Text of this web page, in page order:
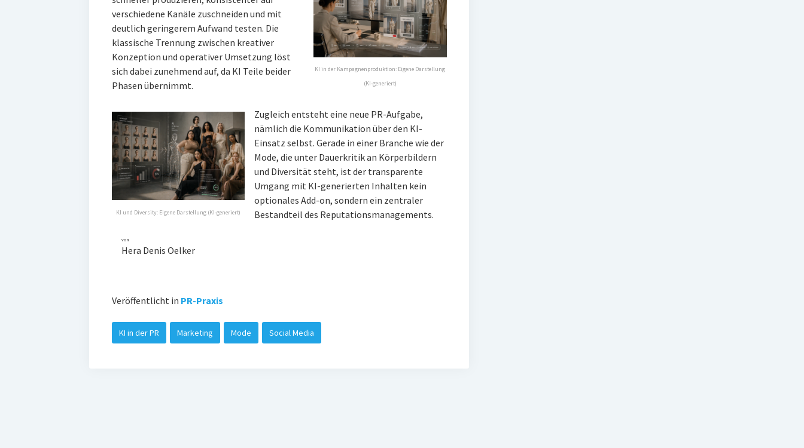
KI in der Kampagnenproduktion: Eigene Darstellung
(KI-generiert)
verschiedene Kanäle zuschneiden und mit
deutlich geringerem Aufwand testen. Die
klassische Trennung zwischen kreativer
Konzeption und operativer Umsetzung löst
sich dabei zunehmend auf, da KI Teile beider
Phasen übernimmt.
KI und Diversity: Eigene Darstellung (KI-generiert)
Zugleich entsteht eine neue PR-Aufgabe,
nämlich die Kommunikation über den KI-
Einsatz selbst. Gerade in einer Branche wie der
Mode, die unter Dauerkritik an Körperbildern
und Diversität steht, ist der transparente
Umgang mit KI-generierten Inhalten kein
optionales Add-on, sondern ein zentraler
Bestandteil des Reputationsmanagements.
von
Hera Denis Oelker
Veröffentlicht in PR-Praxis
KI in der PR Marketing Mode Social Media